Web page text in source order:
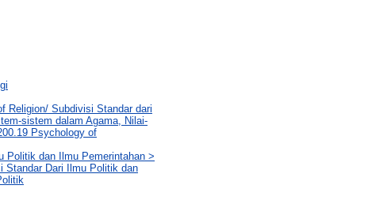
Religion/ Subdivisi Standar dari
sistem dalam Agama, Nilai-
Psychology of
Politik dan Ilmu Pemerintahan >
Standar Dari Ilmu Politik dan